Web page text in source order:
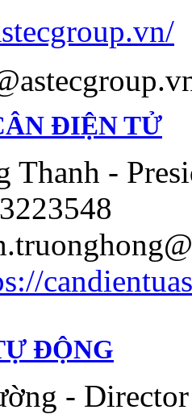
ĐIỆN TỬ
Thanh -
ĐỘNG
- Director